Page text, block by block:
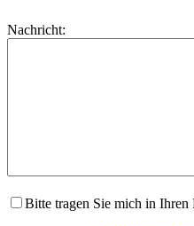
dieses
lasse
Nachricht:
Bitte tragen Sie mich in Ihren